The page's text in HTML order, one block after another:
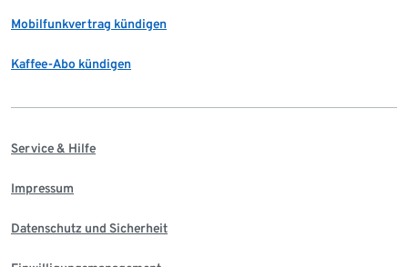
Mobilfunkvertrag kündigen
Kaffee-Abo kündigen
Service & Hilfe
Impressum
Datenschutz und Sicherheit